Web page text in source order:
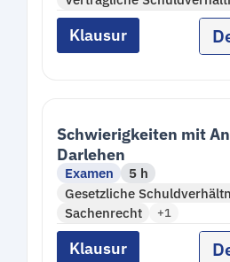
Klausur
Schwierigkeiten mit
Darlehen
Examen
5 h
Gesetzliche
Sachenrecht
+1
Klausur